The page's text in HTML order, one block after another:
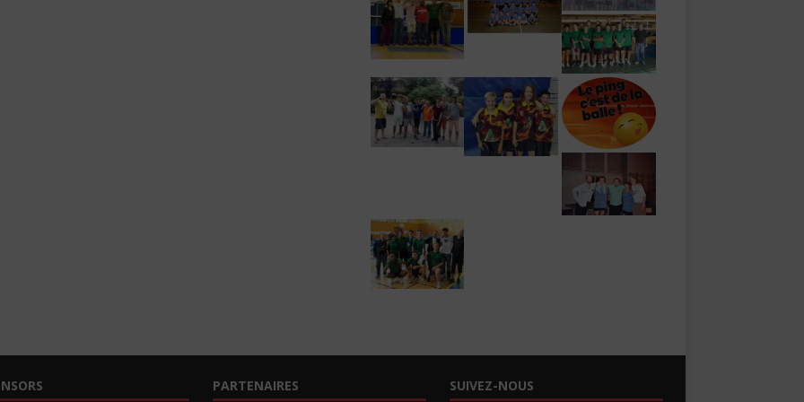
PARTENAIRES SUIVEZ-NOUS